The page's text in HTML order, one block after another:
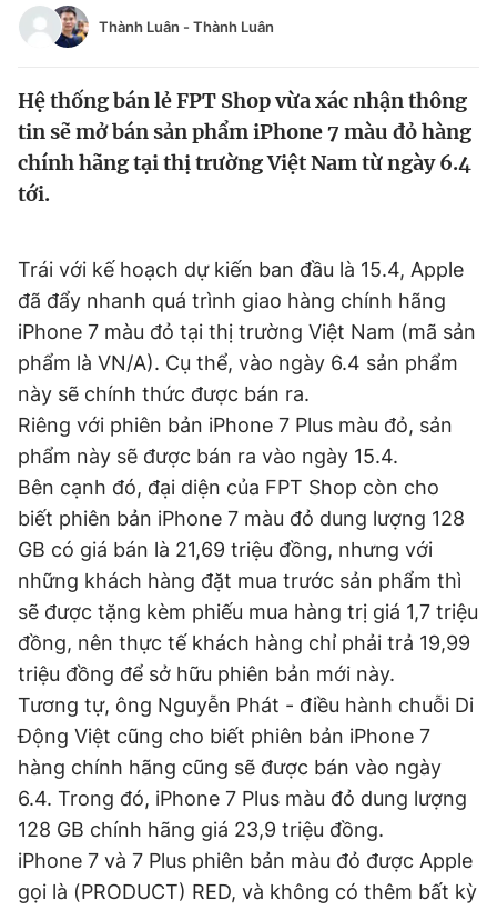
Tin thị trường
Video Magazine
Sản phẩm khác
Thông tin tòa soạn Liên hệ quảng cáo
Đọc Thanh Niên trên điện thoại
Theo dõi báo trên
Hotline
0906 645 777
Liên hệ quảng cáo
0908 780 404
Đặt báo Quảng cáo RSS Tòa soạn Chính sách bảo
Tổng biên tập: Nguyễn Ngọc Toàn
Phó tổng biên tập thường trực: Hải Thành
Phó tổng biên tập: Lâm Hiếu Dũng
Phó tổng biên tập: Trần Việt Hưng
Tổng thư ký tòa soạn: Đức Trung
Đăng xuấtThành Luân - Thành Luân
Hệ thống bán lẻ FPT Shop vừa xác nhận thông
tin sẽ mở bán sản phẩm iPhone 7 màu đỏ hàng
chính hãng tại thị trường Việt Nam từ ngày 6.4
tới.
Trái với kế hoạch dự kiến ban đầu là 15.4, Apple
đã đẩy nhanh quá trình giao hàng chính hãng
iPhone 7 màu đỏ tại thị trường Việt Nam (mã sản
phẩm là VN/A). Cụ thể, vào ngày 6.4 sản phẩm
này sẽ chính thức được bán ra.
Riêng với phiên bản iPhone 7 Plus màu đỏ, sản
phẩm này sẽ được bán ra vào ngày 15.4.
Bên cạnh đó, đại diện của FPT Shop còn cho
biết phiên bản iPhone 7 màu đỏ dung lượng 128
GB có giá bán là 21,69 triệu đồng, nhưng với
những khách hàng đặt mua trước sản phẩm thì
sẽ được tặng kèm phiếu mua hàng trị giá 1,7 triệu
đồng, nên thực tế khách hàng chỉ phải trả 19,99
triệu đồng để sở hữu phiên bản mới này.
Tương tự, ông Nguyễn Phát - điều hành chuỗi Di
Động Việt cũng cho biết phiên bản iPhone 7
hàng chính hãng cũng sẽ được bán vào ngày
6.4. Trong đó, iPhone 7 Plus màu đỏ dung lượng
128 GB chính hãng giá 23,9 triệu đồng.
iPhone 7 và 7 Plus phiên bản màu đỏ được Apple
gọi là (PRODUCT) RED, và không có thêm bất kỳ